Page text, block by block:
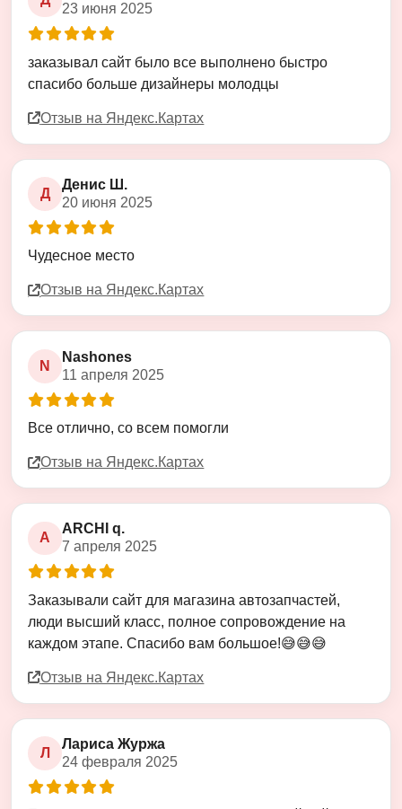
23 июня 2025
заказывал сайт было все выполнено быстро
спасибо больше дизайнеры молодцы
Отзыв на Яндекс.Картах
Д
Денис Ш.
20 июня 2025
Чудесное место
Отзыв на Яндекс.Картах
N
Nashones
11 апреля 2025
Все отлично, со всем помогли
Отзыв на Яндекс.Картах
A
ARCHI q.
7 апреля 2025
Заказывали сайт для магазина автозапчастей,
люди высший класс, полное сопровождение на
каждом этапе. Спасибо вам большое!😅😅😅
Отзыв на Яндекс.Картах
Л
Лариса Журжа
24 февраля 2025